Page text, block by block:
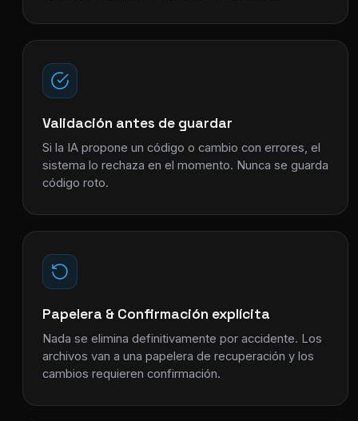
Validación antes de guardar
Si la IA propone un código o cambio con errores, el
sistema lo rechaza en el momento. Nunca se guarda
código roto.
Papelera & Confirmación explícita
Nada se elimina definitivamente por accidente. Los
archivos van a una papelera de recuperación y los
cambios requieren confirmación.